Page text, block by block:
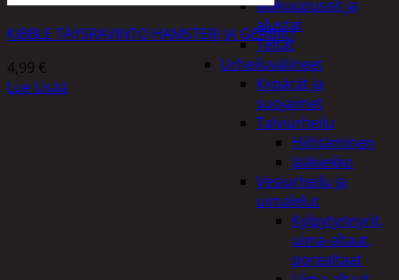
Makuupussit ja
alustat
Teltat
Urheiluvälineet
Kypärät ja
suojaimet
Talviurheilu
Hiihtäminen
Jääkiekko
Vesiurheilu ja
uimalelut
Kylpytynnyrit,
uima-altaat,
porealtaat
KIBBLE TÄYSRAVINTO HAMSTERI JA GERBIILI
4,99 €
Lue Lisää